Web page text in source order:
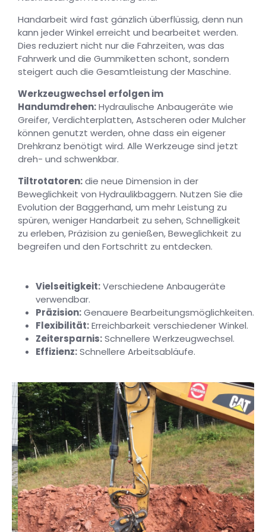
Handarbeit wird fast gänzlich überflüssig, denn nun
kann jeder Winkel erreicht und bearbeitet werden.
Dies reduziert nicht nur die Fahrzeiten, was das
Fahrwerk und die Gummiketten schont, sondern
steigert auch die Gesamtleistung der Maschine.
Werkzeugwechsel erfolgen im
Handumdrehen:Hydraulische Anbaugeräte wie
Greifer, Verdichterplatten, Astscheren oder Mulcher
können genutzt werden, ohne dass ein eigener
Drehkranz benötigt wird. Alle Werkzeuge sind jetzt
dreh- und schwenkbar.
Tiltrotatoren:die neue Dimension in der
Beweglichkeit von Hydraulikbaggern. Nutzen Sie die
Evolution der Baggerhand, um mehr Leistung zu
spüren, weniger Handarbeit zu sehen, Schnelligkeit
zu erleben, Präzision zu genießen, Beweglichkeit zu
begreifen und den Fortschritt zu entdecken.
Vielseitigkeit:Verschiedene Anbaugeräte
verwendbar.
Präzision:Genauere Bearbeitungsmöglichkeiten.
Flexibilität:Erreichbarkeit verschiedener Winkel.
Zeitersparnis:Schnellere Werkzeugwechsel.
Effizienz:Schnellere Arbeitsabläufe.